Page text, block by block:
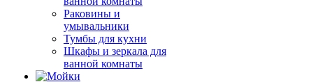
Раковины и
умывальники
Тумбы для кухни
Шкафы и зеркала для
ванной комнаты